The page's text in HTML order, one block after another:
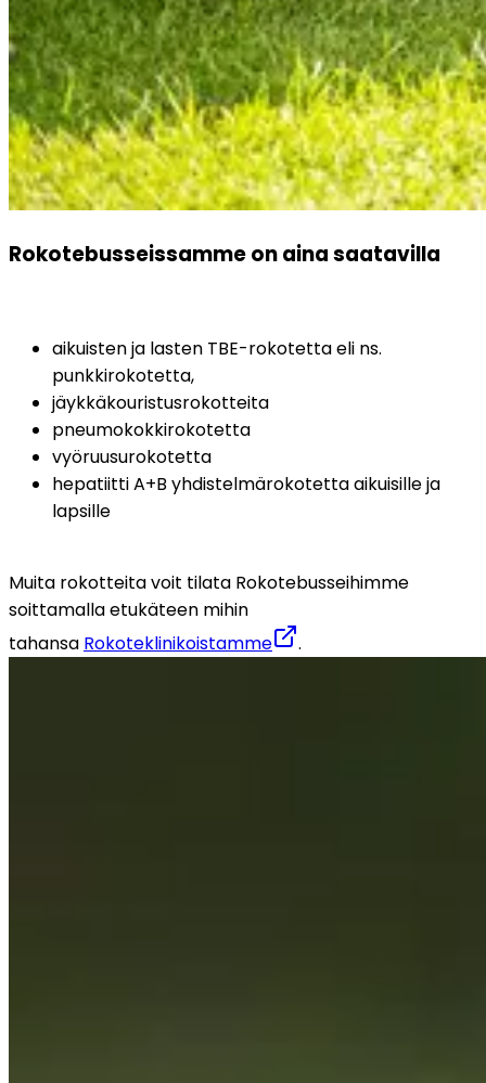
Rokotebusseissamme on aina saatavilla
aikuisten ja lasten TBE-rokotetta eli ns.
punkkirokotetta,
jäykkäkouristusrokotteita
pneumokokkirokotetta
vyöruusurokotetta
hepatiitti A+B yhdistelmärokotetta aikuisille ja
lapsille
Muita rokotteita voit tilata Rokotebusseihimme
soittamalla etukäteen mihin
tahansa Rokoteklinikoistamme .